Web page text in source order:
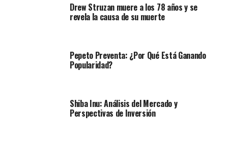
Drew Struzan muere a los 78 años y se
revela la causa de su muerte
Pepeto Preventa: ¿Por Qué Está Ganando
Popularidad?
Shiba Inu: Análisis del Mercado y
Perspectivas de Inversión